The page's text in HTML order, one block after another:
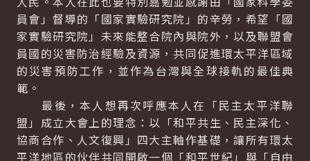
員會」督導的「國家實驗研究院」的辛勞，希望「國
家實驗研究院」未來能整合院內與院外，以及聯盟會
員國的災害防治經驗及資源，共同促進環太平洋區域
的災害預防工作，並作為台灣與全球接軌的最佳典
範。
最後，本人想再次呼應本人在「民主太平洋聯
盟」成立大會上的理念：以「和平共生、民主深化、
協商合作、人文復興」四大主軸作基礎，讓所有環太
平洋地區的伙伴共同開啟一個「和平世紀」與「自由